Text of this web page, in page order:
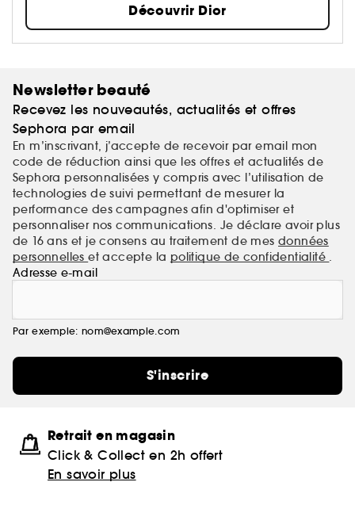
son rêve qui oeuvre pour un monde plus beau et
plus heureux.
Découvrir Dior
Newsletter beauté
Recevez les nouveautés, actualités et offres
Sephora par email
En m’inscrivant, j’accepte de recevoir par email mon
code de réduction ainsi que les offres et actualités de
Sephora personnalisées y compris avec l’utilisation de
technologies de suivi permettant de mesurer la
performance des campagnes afin d'optimiser et
personnaliser nos communications. Je déclare avoir plus
de 16 ans et je consens au traitement de mes données
personnelleset accepte la politique de confidentialité .
Adresse e-mail
Par exemple: nom@example.com
S'inscrire
Retrait en magasin
Click & Collect en 2h offert
En savoir plus